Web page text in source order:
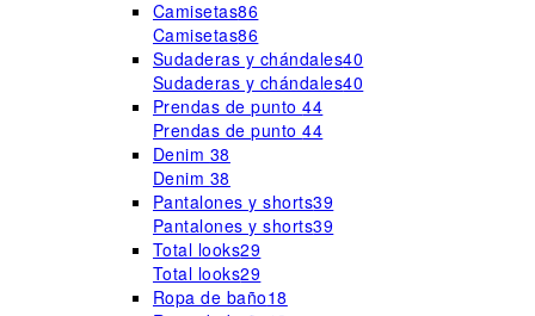
Camisetas86
Camisetas86
Sudaderas y chándales40
Sudaderas y chándales40
Prendas de punto44
Prendas de punto44
Denim 38
Denim 38
Pantalones y shorts39
Pantalones y shorts39
Total looks29
Total looks29
Ropa de baño18